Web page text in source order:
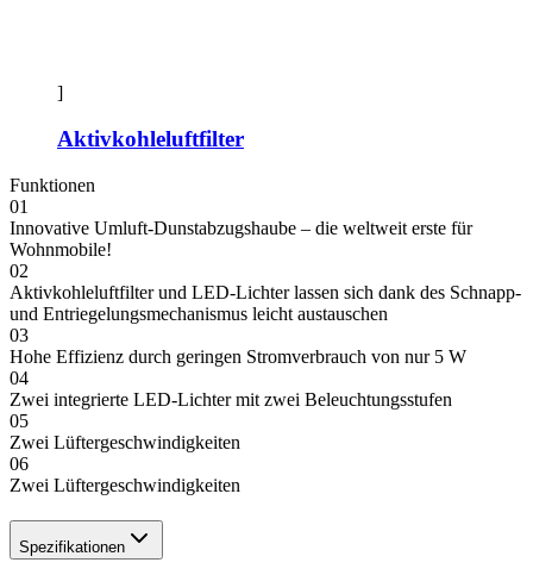
]
Aktivkohleluftfilter
Funktionen
01
Innovative Umluft-Dunstabzugshaube – die weltweit erste für
Wohnmobile!
02
Aktivkohleluftfilter und LED-Lichter lassen sich dank des Schnapp-
und Entriegelungsmechanismus leicht austauschen
03
Hohe Effizienz durch geringen Stromverbrauch von nur 5 W
04
Zwei integrierte LED-Lichter mit zwei Beleuchtungsstufen
05
Zwei Lüftergeschwindigkeiten
06
Zwei Lüftergeschwindigkeiten
Spezifikationen